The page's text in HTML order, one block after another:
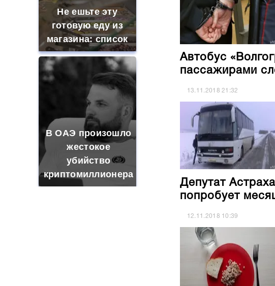
Не ешьте эту
готовую еду из
магазина: список
В ОАЭ произошло
жестокое
убийство
криптомиллионера
Автобус
пассажирами
13.11.201821:32
Депутат
попробует
12.11.2018 10:39